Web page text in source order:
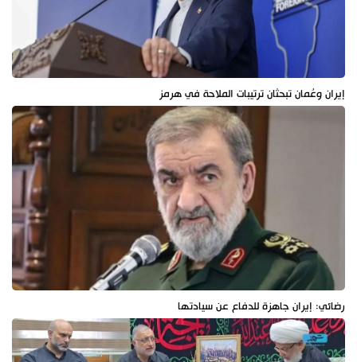
إيران وعُمان تبحثان ترتيبات الملاحة في هرمز
رضائي: إيران جاهزة للدفاع عن سيادتها